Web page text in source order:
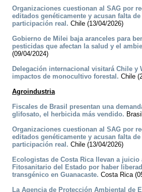
Organizaciones cuestionan al SAG por
editados genéticamente y acusan falta
participación real. Chile (13/04/2026)
Gobierno de Milei baja aranceles para
pesticidas que afectan la salud y el
(09/04/2024)
Delegación internacional visitará Chile y
impactos de monocultivo forestal. Chile
Agroindustria
Fiscales de Brasil presentan una
glifosato, el herbicida más vendido.
Organizaciones cuestionan al SAG por
editados genéticamente y acusan falta
participación real. Chile (13/04/2026)
Ecologistas de Costa Rica llevan a
Fitosanitario del Estado por haber
transgénico en Guanacaste. Costa Rica
La Agencia de Protección Ambiental de